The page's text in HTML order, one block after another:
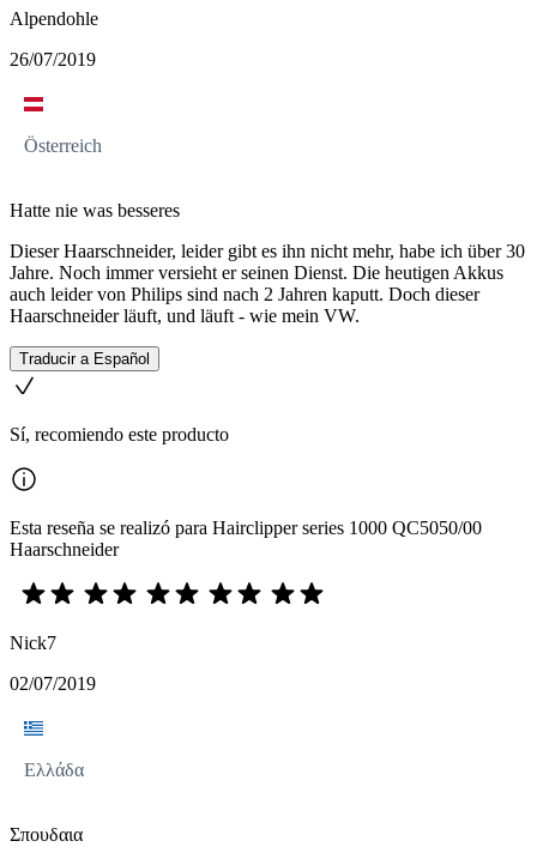
Alpendohle
26/07/2019
Österreich
Hatte nie was besseres
Dieser Haarschneider, leider gibt es ihn nicht mehr, habe ich über 30
Jahre. Noch immer versieht er seinen Dienst. Die heutigen Akkus
auch leider von Philips sind nach 2 Jahren kaputt. Doch dieser
Haarschneider läuft, und läuft - wie mein VW.
Traducir a Español
Sí, recomiendo este producto
Esta reseña se realizó para Hairclipper series 1000 QC5050/00
Haarschneider
Nick7
02/07/2019
Ελλάδα
Σπουδαια